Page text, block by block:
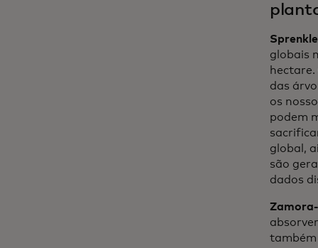
globais
das
os
podem
global,
são
dados
também